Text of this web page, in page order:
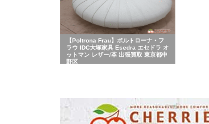
【Poltrona Frau】ポルトローナ・フ
ラウ IDC大塚家具 Esedra エセドラ オ
ットマン レザー/革 出張買取 東京都中
野区